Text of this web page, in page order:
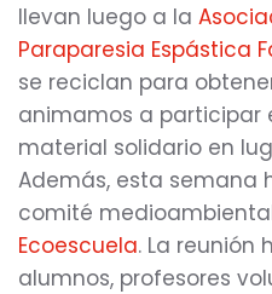
llevan luego a la
Paraparesia Espástica
se reciclan para
animamos a participar
material solidario en
Además, esta semana
comité
Ecoescuela. La
alumnos, profesores